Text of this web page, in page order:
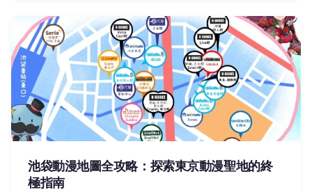
池袋動漫地圖全攻略：探索東京動漫聖地的終
極指南